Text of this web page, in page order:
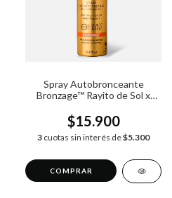
Spray Autobronceante
Bronzage™ Rayito de Sol x
$15.900
3 cuotas sin interés de$5.300